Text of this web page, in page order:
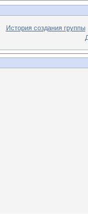
История создания группы